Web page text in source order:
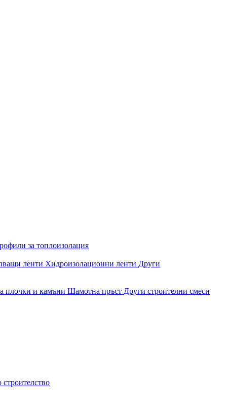
за топлоизолация
ленти Хидроизолационни ленти Други
плочки и камъни Шамотна пръст Други строителни смеси
строителство